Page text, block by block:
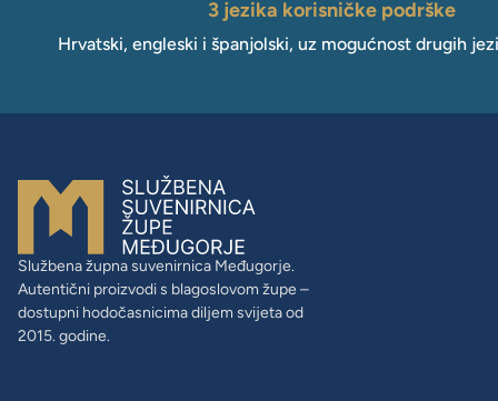
3 jezika korisničke podrške
Hrvatski, engleski i španjolski, uz mogućnost drugih
Službena župna suvenirnica Međugorje.
Autentični proizvodi s blagoslovom župe –
dostupni hodočasnicima diljem svijeta od
2015. godine.